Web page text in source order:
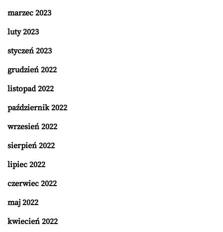
marzec 2023
luty 2023
styczeń 2023
grudzień 2022
listopad 2022
październik 2022
wrzesień 2022
sierpień 2022
lipiec 2022
czerwiec 2022
maj 2022
kwiecień 2022